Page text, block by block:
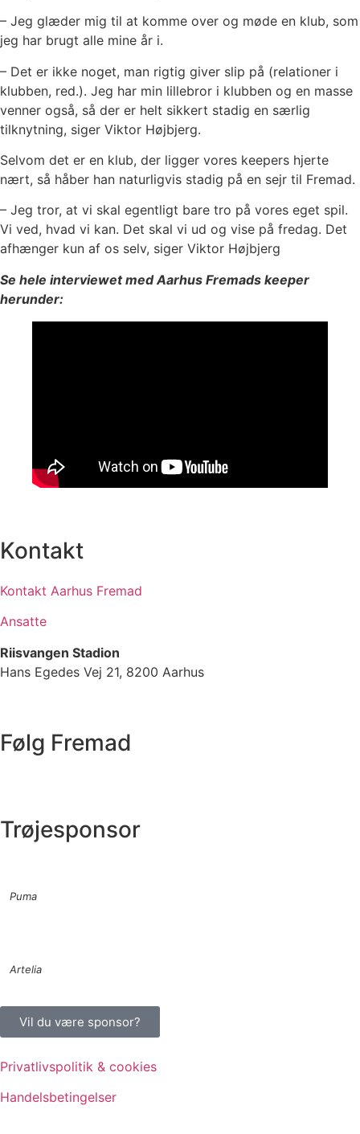
– Jeg glæder mig til at komme over og møde en klub, som
jeg har brugt alle mine år i.
– Det er ikke noget, man rigtig giver slip på (relationer i
klubben, red.). Jeg har min lillebror i klubben og en masse
venner også, så der er helt sikkert stadig en særlig
tilknytning, siger Viktor Højbjerg.
Selvom det er en klub, der ligger vores keepers hjerte
nært, så håber han naturligvis stadig på en sejr til Fremad.
– Jeg tror, at vi skal egentligt bare tro på vores eget spil.
Vi ved, hvad vi kan. Det skal vi ud og vise på fredag. Det
afhænger kun af os selv, siger Viktor Højbjerg
Se hele interviewet med Aarhus Fremads keeper
herunder:
Kontakt
Kontakt Aarhus Fremad
Ansatte
Riisvangen Stadion
Hans Egedes Vej 21, 8200 Aarhus
Følg Fremad
Trøjesponsor
Puma
Artelia
Vil du være sponsor?
Privatlivspolitik & cookies
Handelsbetingelser